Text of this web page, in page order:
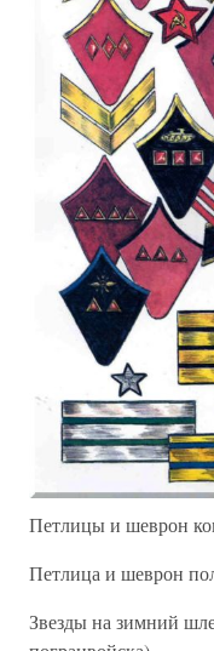
Петлицы и шеврон
Петлица и шеврон
Звезды на зимний